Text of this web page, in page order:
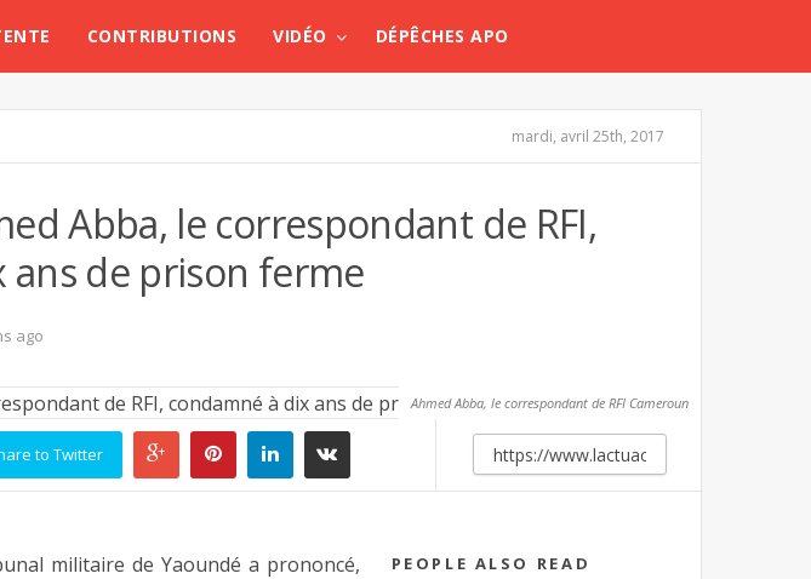
CONTRIBUTIONS VIDÉO DÉPÊCHES APO
mardi, avril 25th, 2017
Abba, le correspondant de RFI,
ans de prison ferme
ago
Ahmed Abba, le correspondant de RFI Cameroun
to Twitter
PEOPLE ALSO READ
militaire de Yaoundé a prononcé,